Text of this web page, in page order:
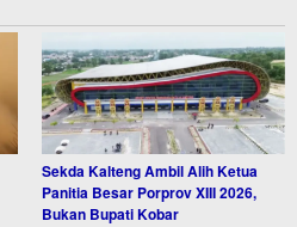
Sekda Kalteng Ambil Alih Ketua
Panitia Besar Porprov XIII 2026,
Bukan Bupati Kobar